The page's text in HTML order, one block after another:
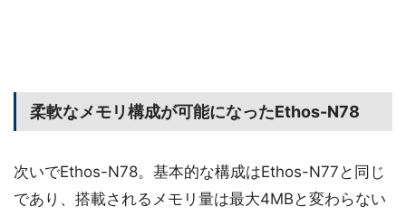
柔軟なメモリ構成が可能になったEthos-N78
次いでEthos-N78。基本的な構成はEthos-N77と同じ
であり、搭載されるメモリ量は最大4MBと変わらない